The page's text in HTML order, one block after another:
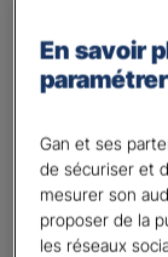
Vos
Etes-vous déjà
Non
Civilité*
Madame
En savoir
Gan et ses
de sécuriser et
mesurer son
proposer de la
les réseaux